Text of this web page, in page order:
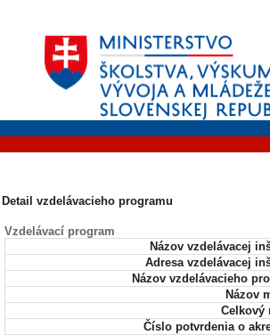
Detail vzdelávacieho programu
Vzdelávací program
Názov vzdelávacej
Adresa vzdelávacej
Názov vzdelávacieho
Názov
Celkový
Číslo potvrdenia o